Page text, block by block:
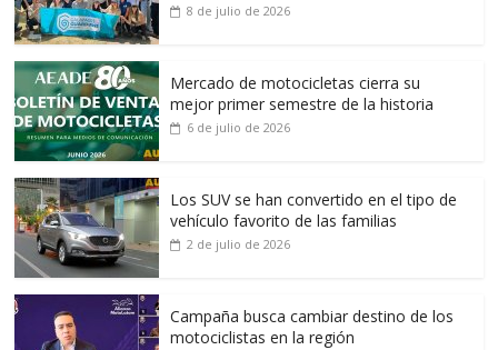
8 de julio de 2026
Mercado de motocicletas cierra su
mejor primer semestre de la historia
6 de julio de 2026
Los SUV se han convertido en el tipo de
vehículo favorito de las familias
2 de julio de 2026
Campaña busca cambiar destino de los
motociclistas en la región